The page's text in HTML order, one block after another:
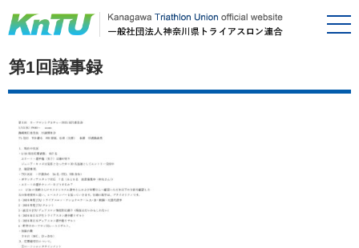
第1回議事録